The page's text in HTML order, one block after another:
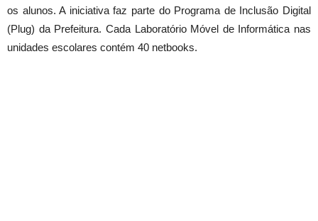
os alunos. A iniciativa faz parte do Programa de Inclusão Digital
(Plug) da Prefeitura. Cada Laboratório Móvel de Informática nas
unidades escolares contém 40 netbooks.